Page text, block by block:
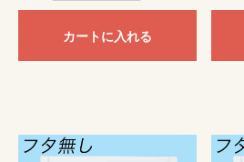
カートに入れる